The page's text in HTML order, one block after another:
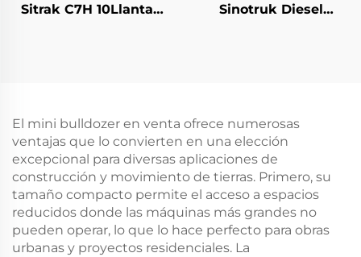
Sitrak C7H 10Llantas
Sinotruk Diesel
El mini bulldozer en venta ofrece numerosas
ventajas que lo convierten en una elección
excepcional para diversas aplicaciones de
construcción y movimiento de tierras. Primero, su
tamaño compacto permite el acceso a espacios
reducidos donde las máquinas más grandes no
pueden operar, lo que lo hace perfecto para obras
urbanas y proyectos residenciales. La